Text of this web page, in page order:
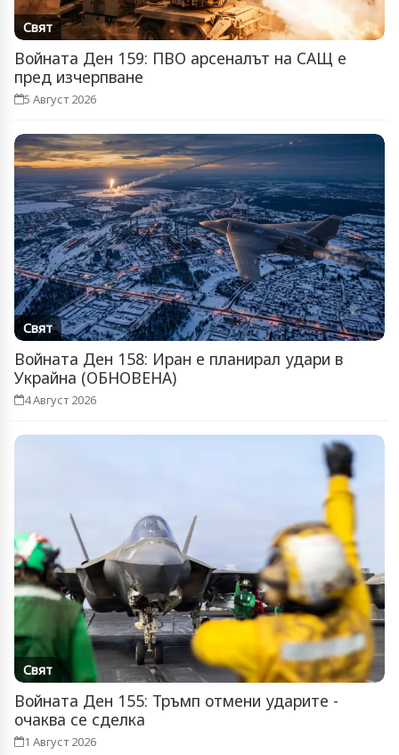
Свят
Войната Ден 159: ПВО арсеналът на САЩ е
пред изчерпване
5 Август 2026
Свят
Войната Ден 158: Иран е планирал удари в
Украйна (ОБНОВЕНА)
4 Август 2026
Свят
Войната Ден 155: Тръмп отмени ударите -
очаква се сделка
1 Август 2026